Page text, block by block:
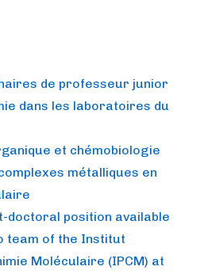
de professeur junior
dans les laboratoires du
et chémobiologie
métalliques en
doctoral position available
team of the Institut
Moléculaire (IPCM) at